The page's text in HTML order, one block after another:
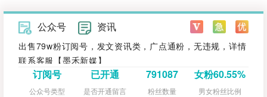
公众号 资讯
出售79w粉订阅号，发文资讯类，广点通粉，无违规，详情
联系客服【墨禾新媒】
订阅号
公众号类型
已开通
是否开通留言
791087
粉丝数量
女粉60.55%
男女粉丝比例